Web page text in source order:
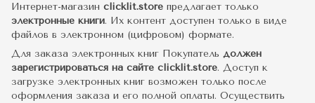
Интернет-магазин clicklit.store предлагает только
электронные книги. Их контент доступен только в виде
файлов в электронном (цифровом) формате.
Для заказа электронных книг Покупатель должен
зарегистрироваться на сайте clicklit.store. Доступ к
загрузке электронных книг возможен только после
оформления заказа и его полной оплаты. Осуществить